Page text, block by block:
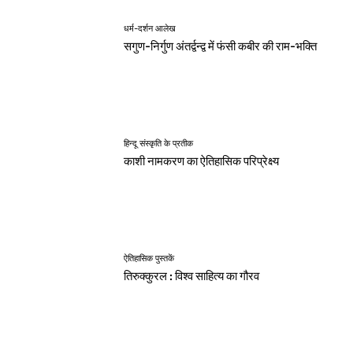
धर्म-दर्शन आलेख
सगुण-निर्गुण अंतर्द्वन्द्व में फंसी कबीर की राम-भक्ति
हिन्दू संस्कृति के प्रतीक
काशी नामकरण का ऐतिहासिक परिप्रेक्ष्य
ऐतिहासिक पुस्तकें
तिरुक्कुरल : विश्व साहित्य का गौरव